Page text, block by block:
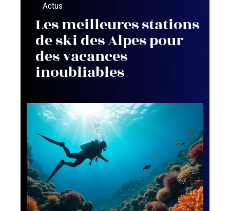
Actus
Les meilleures stations
de ski des Alpes pour
des vacances
inoubliables